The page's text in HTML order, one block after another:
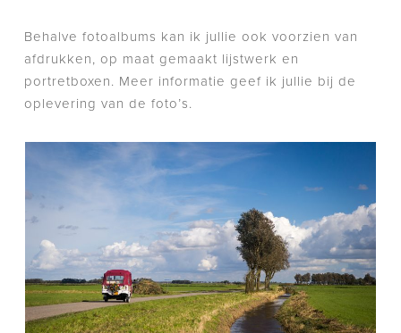
Behalve fotoalbums kan ik jullie ook voorzien van
afdrukken, op maat gemaakt lijstwerk en
portretboxen. Meer informatie geef ik jullie bij de
oplevering van de foto’s.